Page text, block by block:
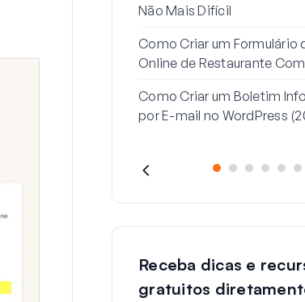
Não Mais Difícil
Como Criar um Formulário
Online de Restaurante
Como Criar um Boletim
por E-mail no WordPress
Receba dicas e
gratuitos